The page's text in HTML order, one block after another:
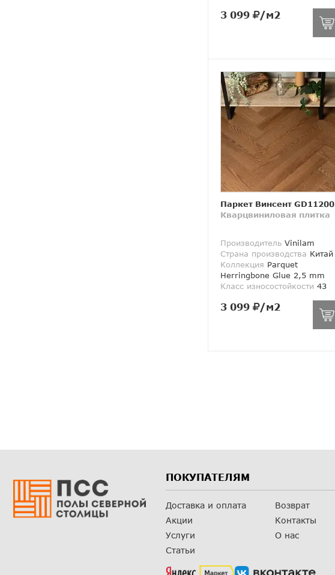
3 099 /м2
Паркет Винсент GD11200
Кварцвиниловая плитка
Производитель Vinilam
Страна производства Китай
Коллекция Parquet
Herringbone Glue 2,5 mm
Класс износостойкости 43
3 099 /м2
ПОКУПАТЕЛЯМ
Доставка и оплата
Акции
Услуги
Статьи
Возврат
Контакты
О нас